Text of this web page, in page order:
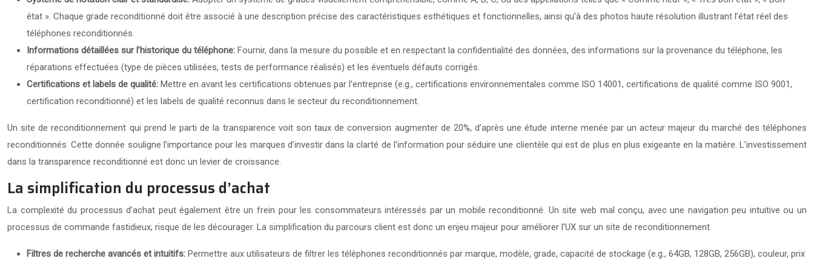
état ». Chaque grade reconditionné doit être associé à une description précise des caractéristiques esthétiques et fonctionnelles, ainsi qu’à des photos haute résolution illustrant l’état réel des
téléphones reconditionnés.
Informations détaillées sur l’historique du téléphone: Fournir, dans la mesure du possible et en respectant la confidentialité des données, des informations sur la provenance du téléphone, les
réparations effectuées (type de pièces utilisées, tests de performance réalisés) et les éventuels défauts corrigés.
Certifications et labels de qualité: Mettre en avant les certifications obtenues par l’entreprise (e.g., certifications environnementales comme ISO 14001, certifications de qualité comme ISO 9001,
certification reconditionné) et les labels de qualité reconnus dans le secteur du reconditionnement.
Un site de reconditionnement qui prend le parti de la transparence voit son taux de conversion augmenter de 20%, d’après une étude interne menée par un acteur majeur du marché des téléphones
reconditionnés. Cette donnée souligne l’importance pour les marques d’investir dans la clarté de l’information pour séduire une clientèle qui est de plus en plus exigeante en la matière. L’investissement
dans la transparence reconditionné est donc un levier de croissance.
La simplification du processus d’achat
La complexité du processus d’achat peut également être un frein pour les consommateurs intéressés par un mobile reconditionné. Un site web mal conçu, avec une navigation peu intuitive ou un
processus de commande fastidieux, risque de les décourager. La simplification du parcours client est donc un enjeu majeur pour améliorer l’UX sur un site de reconditionnement.
Filtres de recherche avancés et intuitifs: Permettre aux utilisateurs de filtrer les téléphones reconditionnés par marque, modèle, grade, capacité de stockage (e.g., 64GB, 128GB, 256GB), couleur, prix